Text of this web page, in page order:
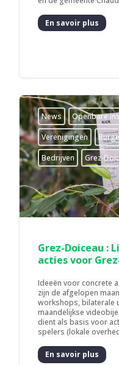
En savoir plus
News
­Openbare
­Verenigingen
Bedrijven
Grez-
Grez-Doiceau :
acties voor
Ideeën voor concrete
zijn de afgelopen
workshops, bilaterale
maandelijkse
dient als basis voor
spelers (lokale
En savoir plus